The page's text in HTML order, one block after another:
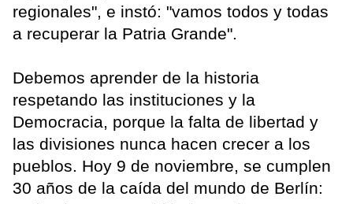
regionales", e instó: "vamos todos y todas
a recuperar la Patria Grande".
Debemos aprender de la historia
respetando las instituciones y la
Democracia, porque la falta de libertad y
las divisiones nunca hacen crecer a los
pueblos. Hoy 9 de noviembre, se cumplen
30 años de la caída del mundo de Berlín: